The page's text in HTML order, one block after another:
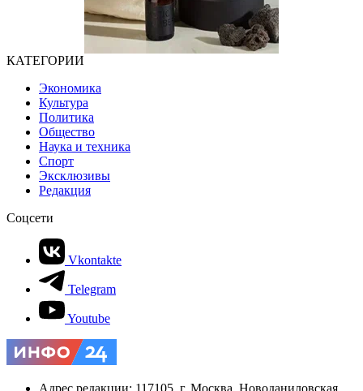
КАТЕГОРИИ
Экономика
Культура
Политика
Общество
Наука и техника
Спорт
Эксклюзивы
Редакция
Соцсети
Vkontakte
Telegram
Youtube
Адрес редакции: 117105, г. Москва, Новоданиловская